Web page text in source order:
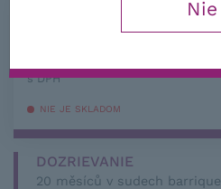
s DPH
NIE JE SKLADOM
DOZRIEVANIE
20 měsíců v sudech barrique
Nie